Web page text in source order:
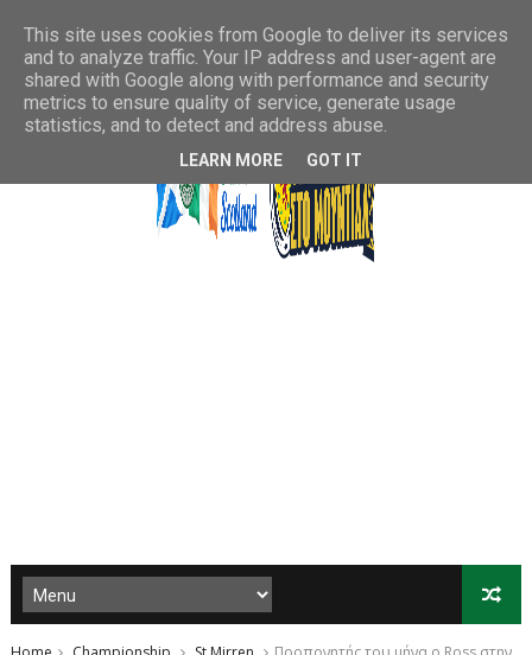
This site uses cookies from Google to deliver its services
and to analyze traffic. Your IP address and user-agent are
shared with Google along with performance and security
metrics to ensure quality of service, generate usage
statistics, and to detect and address abuse.
LEARN MORE GOT IT